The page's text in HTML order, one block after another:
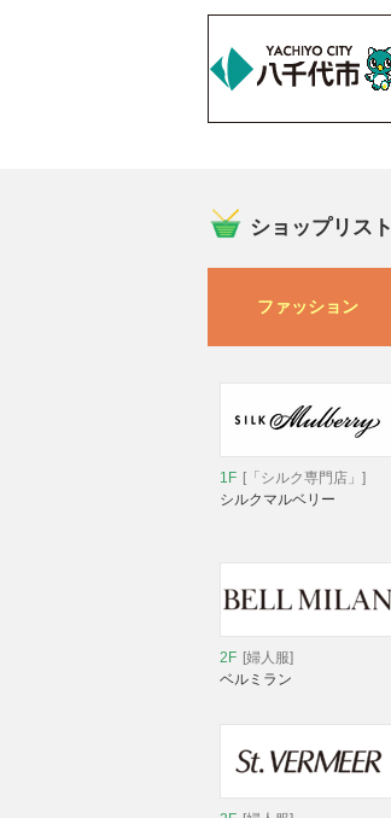
ショップリスト
ファッション
1F [「シルク専門店」]
シルクマルベリー
2F [婦人服]
ベルミラン